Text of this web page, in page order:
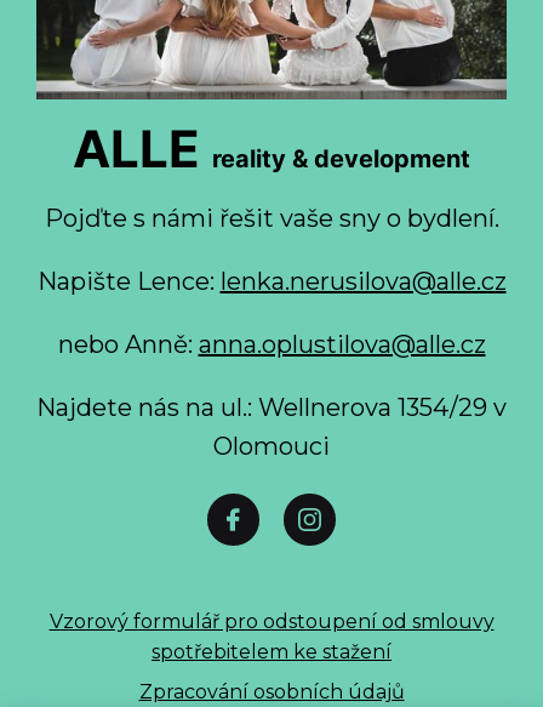
ALLE reality & development
Pojďte s námi řešit vaše sny o bydlení.
Napište Lence: lenka.nerusilova@alle.cz
nebo Anně: anna.oplustilova@alle.cz
Najdete nás na ul.: Wellnerova 1354/29 v
Olomouci
Vzorový formulář pro odstoupení od smlouvy
spotřebitelem ke stažení
Zpracování osobních údajů